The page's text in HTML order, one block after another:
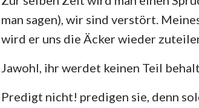
Esther Hiob
Psalm Sprüche
Prediger Hohelied
Jesaja Jeremia
man sagen), wir sind verstört.
wird er uns die Äcker wieder
Jawohl, ihr werdet keinen Teil
Predigt nicht! predigen sie, denn